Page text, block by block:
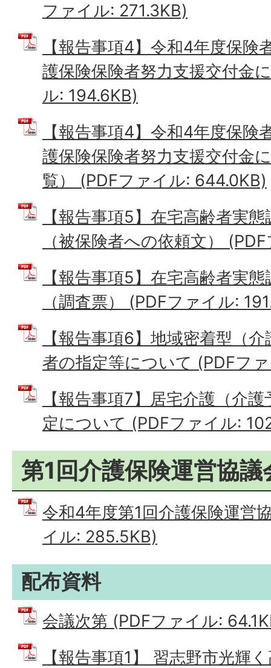
ファイル: 271.3KB)
【報告事項4】令和4年度保険
護保険保険者努力支援交付金
ル: 194.6KB)
【報告事項4】令和4年度保険
護保険保険者努力支援交付金
覧） (PDFファイル: 644.0KB)
【報告事項5】在宅高齢者実
（被保険者への依頼文）
【報告事項5】在宅高齢者実
（調査票） (PDFファイル:
【報告事項6】地域密着型（
者の指定等について (PDFフ
【報告事項7】居宅介護（介
定について (PDFファイル:
第1回介護保険運営協議
令和4年度第1回介護保険運営
イル: 285.5KB)
配布資料
会議次第 (PDFファイル:
【報告事項1】 習志野市光輝